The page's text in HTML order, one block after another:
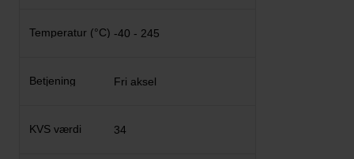
-40 - 245
Fri aksel
34